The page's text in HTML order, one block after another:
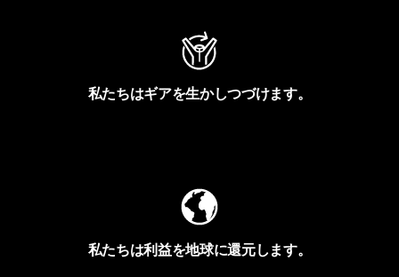
私たちはギアを生かしつづけます。
私たちは利益を地球に還元します。